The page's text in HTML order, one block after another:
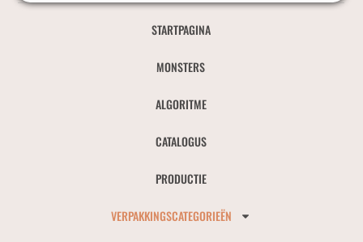
STARTPAGINA
MONSTERS
ALGORITME
CATALOGUS
PRODUCTIE
VERPAKKINGSCATEGORIEËN